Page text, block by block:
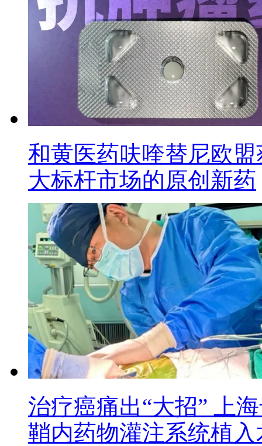
和黄医药呋喹替尼欧
大标杆市场的原创新药
治疗癌痛出“大招” 上
鞘内药物灌注系统植入